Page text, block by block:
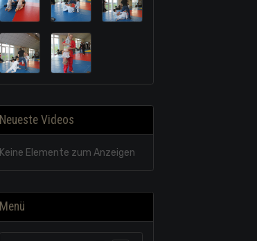
Neueste Videos
Keine Elemente zum Anzeigen
Menü